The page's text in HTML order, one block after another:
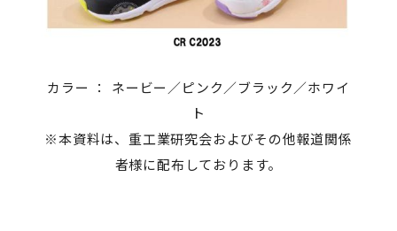
カラー ： ネービー／ピンク／ブラック／ホワイ
ト
※本資料は、重工業研究会およびその他報道関係
者様に配布しております。